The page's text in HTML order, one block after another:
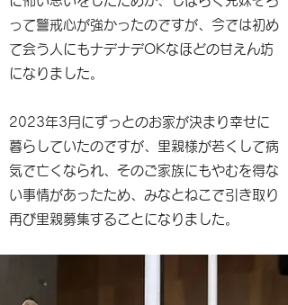
って警戒心が強かったのですが、今では初め
て会う人にもナデナデOKなほどの甘えん坊
になりました。
2023年3月にずっとのお家が決まり幸せに
暮らしていたのですが、里親様が若くして病
気で亡くなられ、そのご家族にもやむを得な
い事情があったため、みなとねこで引き取り
再び里親募集することになりました。